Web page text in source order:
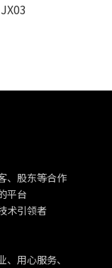
JX03
、股东等合作
平台
术引领者
用心服务、